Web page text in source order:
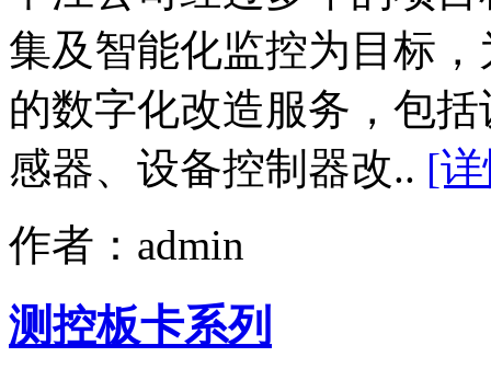
集及智能化监控为目标
的数字化改造服务，包
感器、设备控制器改.. [
作者：admin
测控板卡系列